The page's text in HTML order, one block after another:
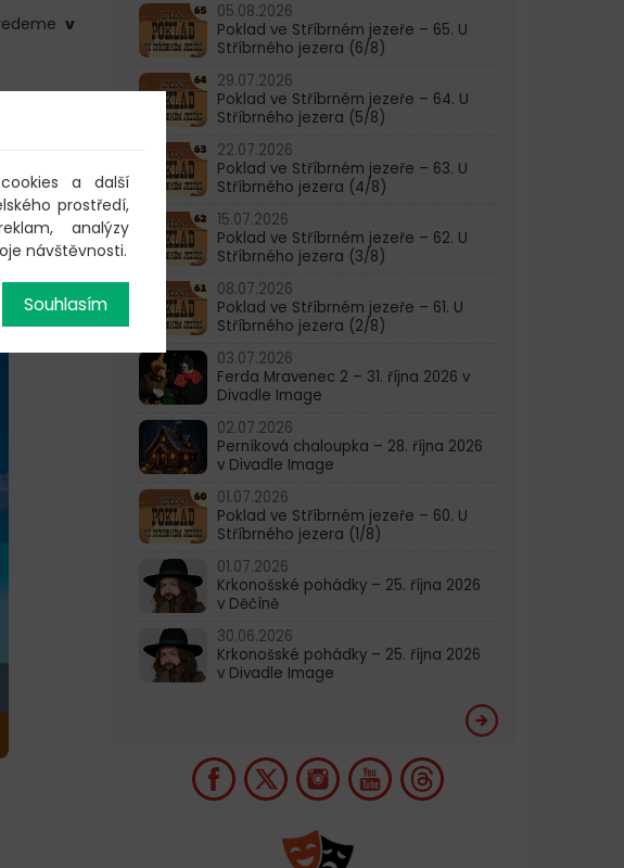
v
05.08.2026
Poklad ve Stříbrném jezeře – 65. U
Stříbrného jezera (6/8)
29.07.2026
Poklad ve Stříbrném jezeře – 64. U
Stříbrného jezera (5/8)
22.07.2026
Poklad ve Stříbrném jezeře – 63. U
Stříbrného jezera (4/8)
15.07.2026
Poklad ve Stříbrném jezeře – 62. U
Stříbrného jezera (3/8)
08.07.2026
Poklad ve Stříbrném jezeře – 61. U
Stříbrného jezera (2/8)
03.07.2026
Ferda Mravenec 2 – 31. října 2026 v
Divadle Image
02.07.2026
Perníková chaloupka – 28. října 2026
v Divadle Image
01.07.2026
Poklad ve Stříbrném jezeře – 60. U
Stříbrného jezera (1/8)
01.07.2026
Krkonošské pohádky – 25. října 2026
v Děčíně
30.06.2026
Krkonošské pohádky – 25. října 2026
v Divadle Image
a další
prostředí,
analýzy
návštěvnosti.
Souhlasím